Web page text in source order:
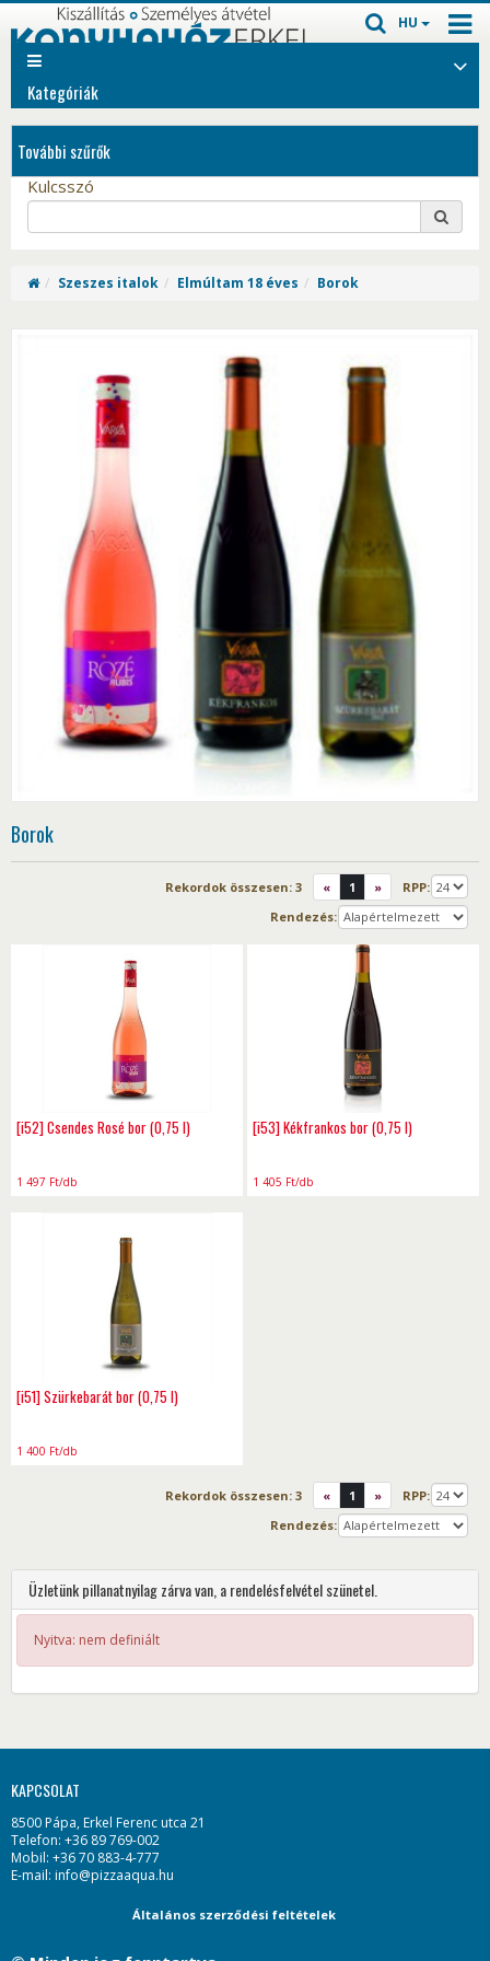
HU
Kategóriák
További szűrők
Kulcsszó
Szeszes italok Elmúltam 18 éves Borok
Borok
Rekordok összesen: 3 « 1 »
RPP:
Rendezés:
[i52] Csendes Rosé bor (0,75 l)
1 497 Ft/db
[i53] Kékfrankos bor (0,75 l)
1 405 Ft/db
[i51] Szürkebarát bor (0,75 l)
1 400 Ft/db
Rekordok összesen: 3 « 1 »
RPP:
Rendezés:
Üzletünk pillanatnyilag zárva van, a rendelésfelvétel szünetel.
Nyitva: nem definiált
KAPCSOLAT
8500 Pápa, Erkel Ferenc utca 21
Telefon: +36 89 769-002
Mobil: +36 70 883-4-777
E-mail: info@pizzaaqua.hu
Általános szerződési feltételek